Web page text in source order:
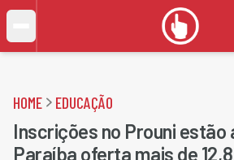
HOME EDUCAÇÃO
Inscrições no Prouni estão
Paraíba oferta mais de